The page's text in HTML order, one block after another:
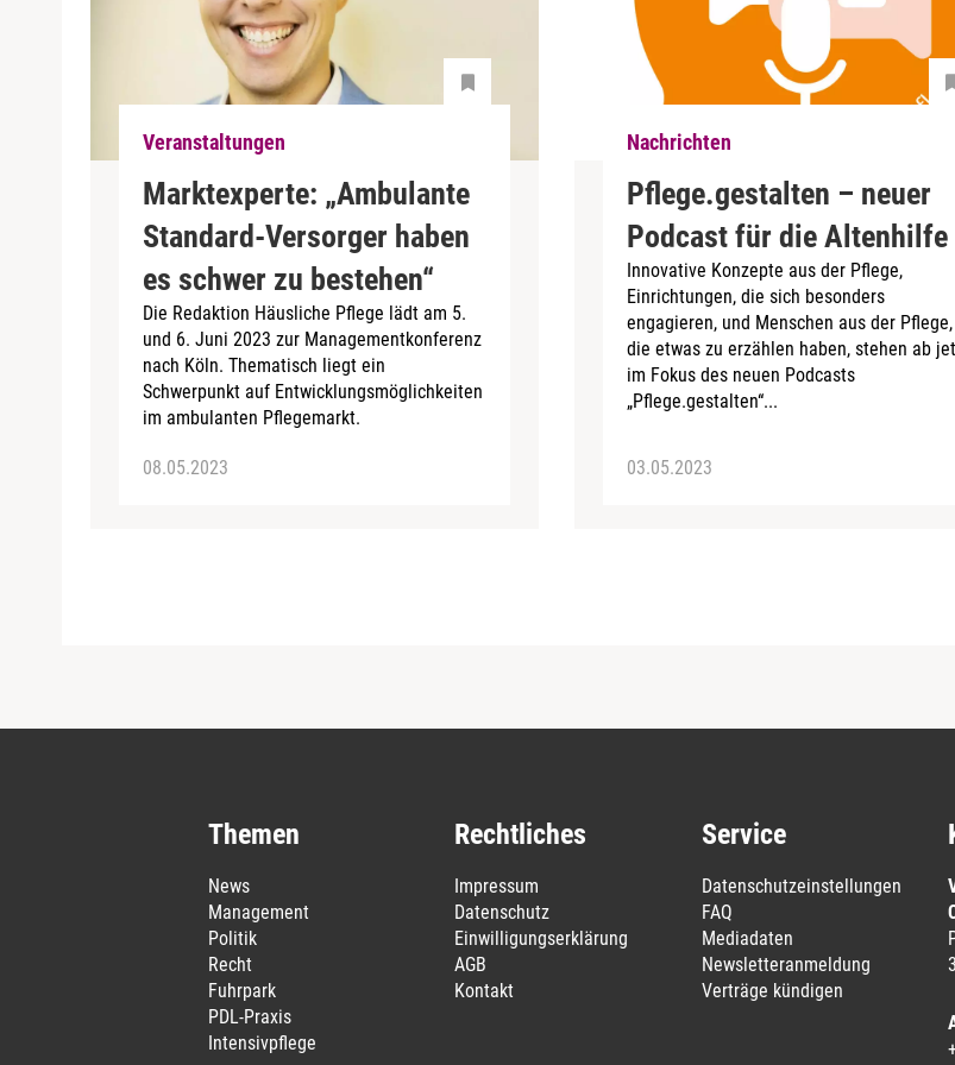
Veranstaltungen
Marktexperte: „Ambulante
Standard-Versorger haben
es schwer zu bestehen“
Die Redaktion Häusliche Pflege lädt am 5.
und 6. Juni 2023 zur Managementkonferenz
nach Köln. Thematisch liegt ein
Schwerpunkt auf Entwicklungsmöglichkeiten
im ambulanten Pflegemarkt.
08.05.2023
Nachrichten
Pflege.gestalten – neuer
Podcast für die Altenhilfe
Innovative Konzepte aus der Pflege,
Einrichtungen, die sich besonders
engagieren, und Menschen aus der Pflege,
die etwas zu erzählen haben, stehen ab
im Fokus des neuen Podcasts
„Pflege.gestalten“...
03.05.2023
Themen
News
Management
Politik
Recht
Fuhrpark
PDL-Praxis
Intensivpflege
Rechtliches
Impressum
Datenschutz
Einwilligungserklärung
AGB
Kontakt
Service
Datenschutzeinstellungen
FAQ
Mediadaten
Newsletteranmeldung
Verträge kündigen